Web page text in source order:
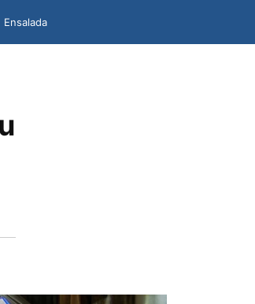
Ensalada